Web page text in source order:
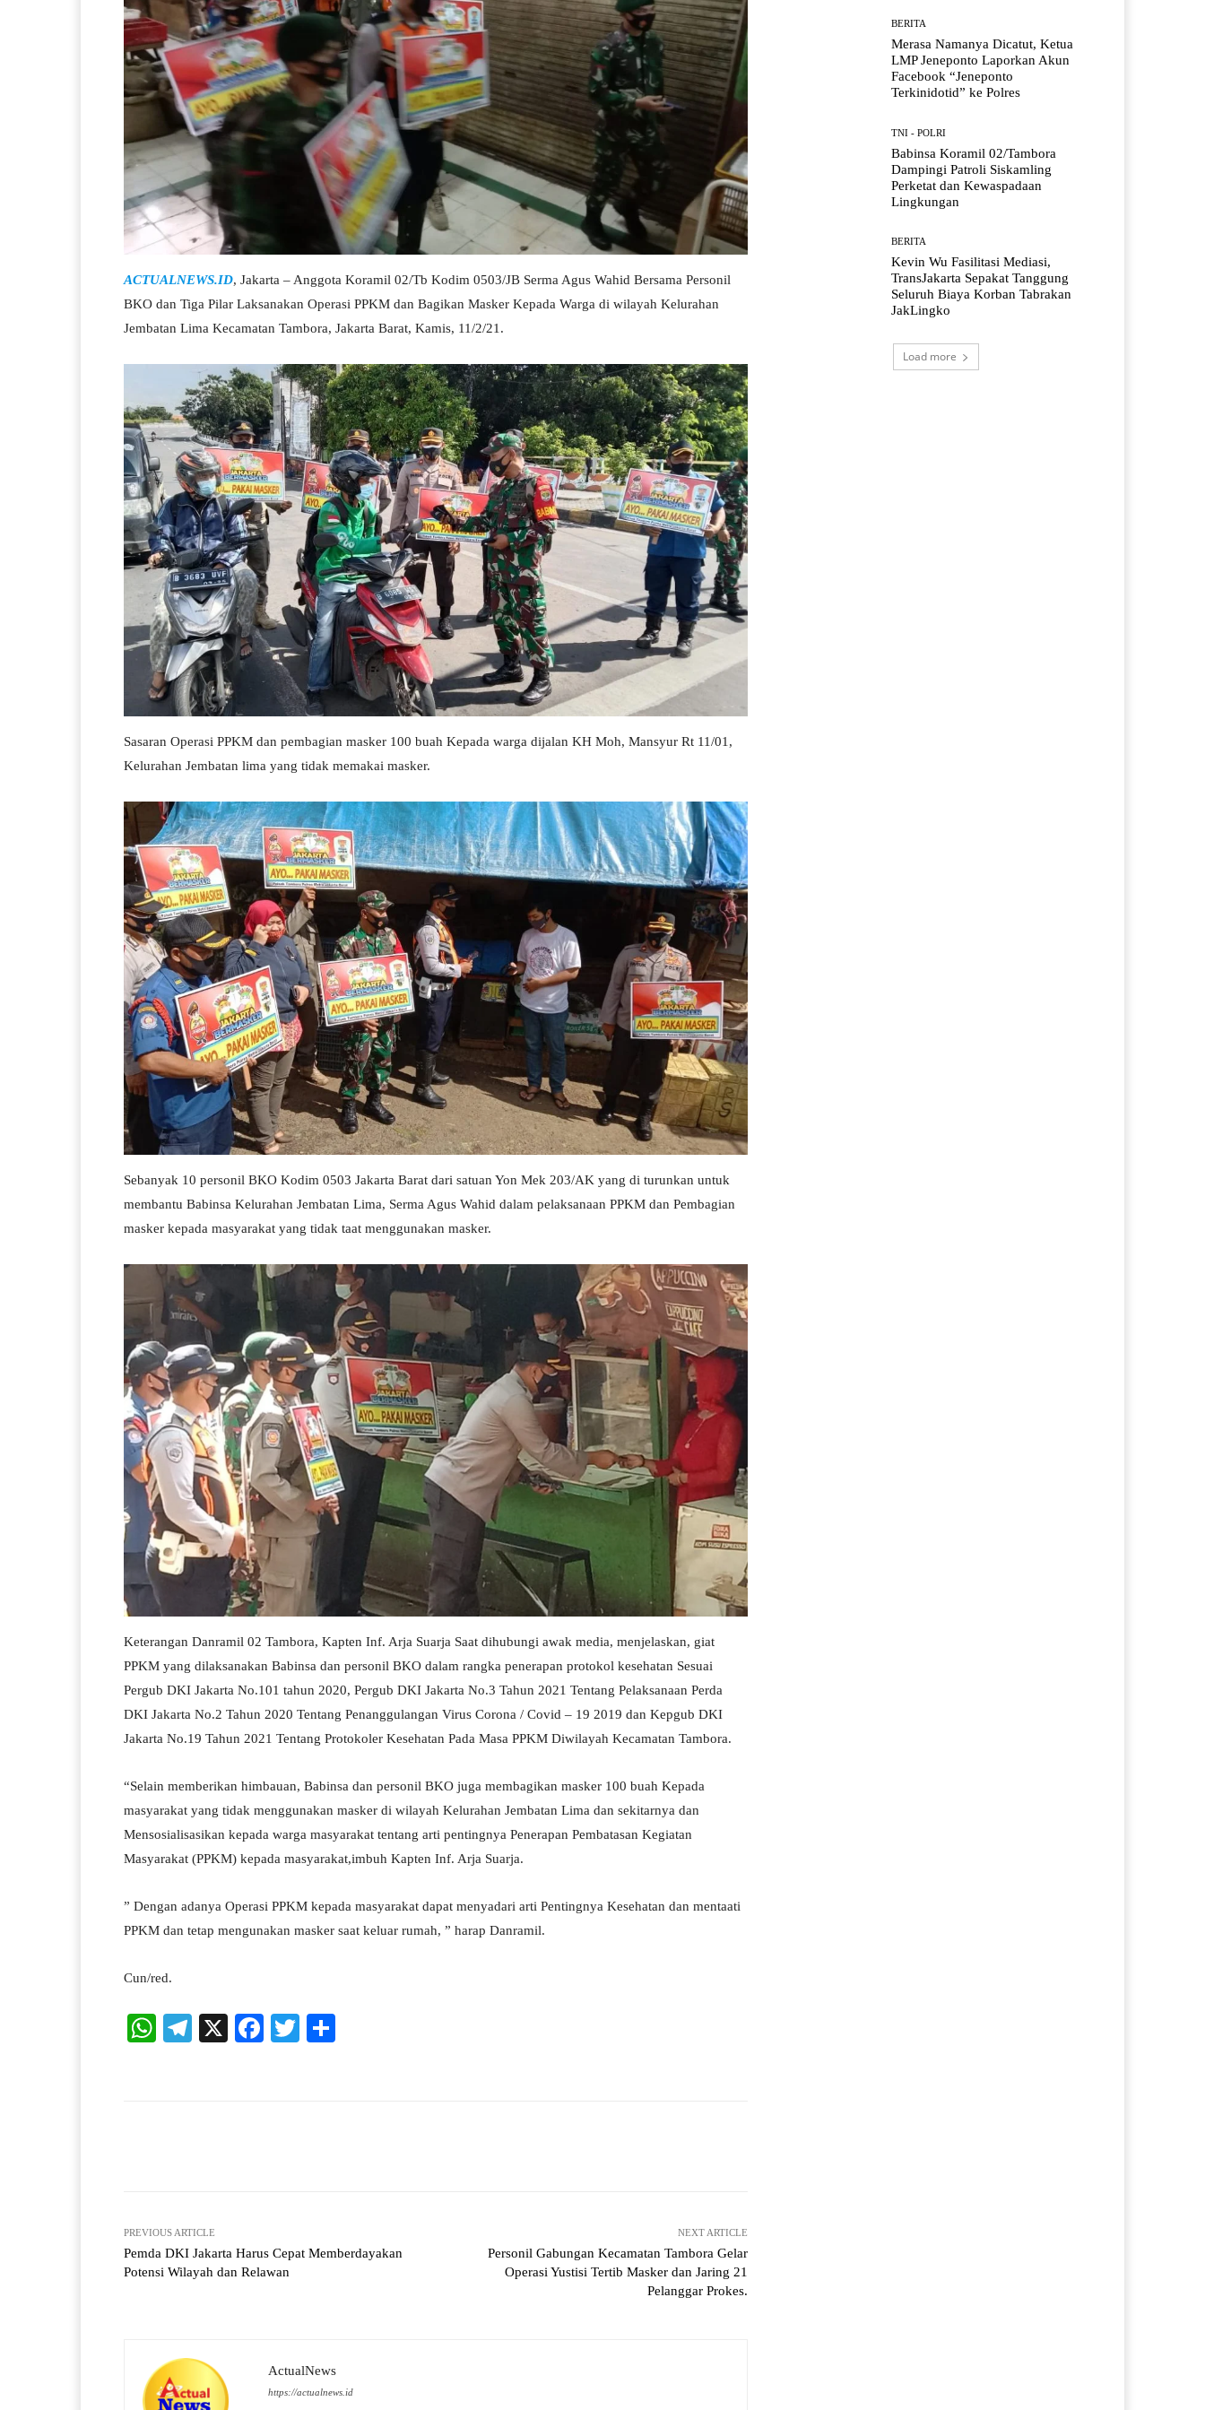
ACTUALNEWS.ID, Jakarta – Anggota Koramil 02/Tb Kodim 0503/JB Serma Agus Wahid Bersama Personil
BKO dan Tiga Pilar Laksanakan Operasi PPKM dan Bagikan Masker Kepada Warga di wilayah Kelurahan
Jembatan Lima Kecamatan Tambora, Jakarta Barat, Kamis, 11/2/21.
Sasaran Operasi PPKM dan pembagian masker 100 buah Kepada warga dijalan KH Moh, Mansyur Rt 11/01,
Kelurahan Jembatan lima yang tidak memakai masker.
Sebanyak 10 personil BKO Kodim 0503 Jakarta Barat dari satuan Yon Mek 203/AK yang di turunkan untuk
membantu Babinsa Kelurahan Jembatan Lima, Serma Agus Wahid dalam pelaksanaan PPKM dan Pembagian
masker kepada masyarakat yang tidak taat menggunakan masker.
Keterangan Danramil 02 Tambora, Kapten Inf. Arja Suarja Saat dihubungi awak media, menjelaskan, giat
PPKM yang dilaksanakan Babinsa dan personil BKO dalam rangka penerapan protokol kesehatan Sesuai
Pergub DKI Jakarta No.101 tahun 2020, Pergub DKI Jakarta No.3 Tahun 2021 Tentang Pelaksanaan Perda
DKI Jakarta No.2 Tahun 2020 Tentang Penanggulangan Virus Corona / Covid – 19 2019 dan Kepgub DKI
Jakarta No.19 Tahun 2021 Tentang Protokoler Kesehatan Pada Masa PPKM Diwilayah Kecamatan Tambora.
“Selain memberikan himbauan, Babinsa dan personil BKO juga membagikan masker 100 buah Kepada
masyarakat yang tidak menggunakan masker di wilayah Kelurahan Jembatan Lima dan sekitarnya dan
Mensosialisasikan kepada warga masyarakat tentang arti pentingnya Penerapan Pembatasan Kegiatan
Masyarakat (PPKM) kepada masyarakat,imbuh Kapten Inf. Arja Suarja.
” Dengan adanya Operasi PPKM kepada masyarakat dapat menyadari arti Pentingnya Kesehatan dan mentaati
PPKM dan tetap mengunakan masker saat keluar rumah, ” harap Danramil.
Cun/red.
W
Te X
Fa
T
PREVIOUS ARTICLE
Pemda DKI Jakarta Harus Cepat Memberdayakan
Potensi Wilayah dan Relawan
NEXT ARTICLE
Personil Gabungan Kecamatan Tambora Gelar
Operasi Yustisi Tertib Masker dan Jaring 21
Pelanggar Prokes.
ActualNews
https://actualnews.id
BERITA
Merasa Namanya Dicatut, Ketua
LMP Jeneponto Laporkan Akun
Facebook “Jeneponto
Terkinidotid” ke Polres
TNI - POLRI
Babinsa Koramil 02/Tambora
Dampingi Patroli Siskamling
Perketat dan Kewaspadaan
Lingkungan
BERITA
Kevin Wu Fasilitasi Mediasi,
TransJakarta Sepakat Tanggung
Seluruh Biaya Korban Tabrakan
JakLingko
Load more